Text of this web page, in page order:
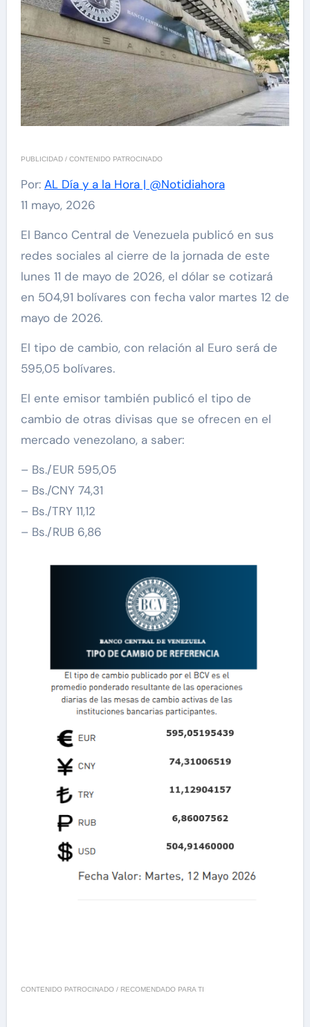
PUBLICIDAD / CONTENIDO PATROCINADO
Por: AL Día y a la Hora | @Notidiahora
11 mayo, 2026
El Banco Central de Venezuela publicó en sus
redes sociales al cierre de la jornada de este
lunes 11 de mayo de 2026, el dólar se cotizará
en 504,91 bolívares con fecha valor martes 12 de
mayo de 2026.
El tipo de cambio, con relación al Euro será de
595,05 bolívares.
El ente emisor también publicó el tipo de
cambio de otras divisas que se ofrecen en el
mercado venezolano, a saber:
– Bs./EUR 595,05
– Bs./CNY 74,31
– Bs./TRY 11,12
– Bs./RUB 6,86
CONTENIDO PATROCINADO / RECOMENDADO PARA TI